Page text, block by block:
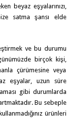
beyaz eşyalarınızı,
satma şansı elde
ve bu durumu
birçok kişi,
çürümesine veya
eşyalar, uzun süre
gibi durumlarda
Bu sebeple
ürünleri